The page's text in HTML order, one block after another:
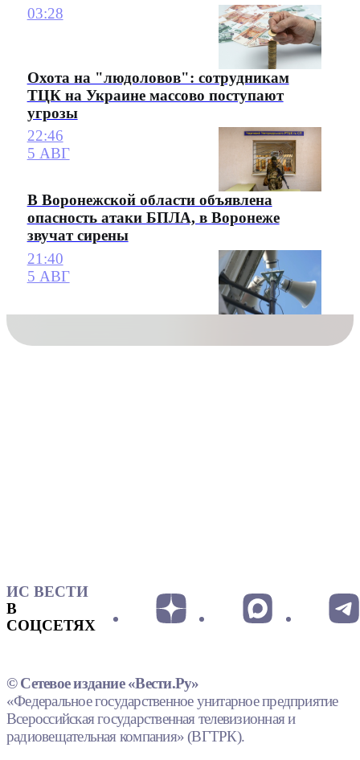
03:28
Охота на "людоловов": сотрудникам
ТЦК на Украине массово поступают
угрозы
22:46
5 АВГ
В Воронежской области объявлена
опасность атаки БПЛА, в Воронеже
звучат сирены
21:40
5 АВГ
ИС ВЕСТИ
В
СОЦСЕТЯХ
© Сетевое издание «Вести.Ру»
«Федеральное государственное унитарное предприятие
Всероссийская государственная телевизионная и
радиовещательная компания» (ВГТРК).